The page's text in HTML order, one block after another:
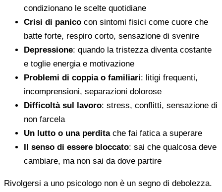
condizionano le scelte quotidiane
Crisi di panico con sintomi fisici come cuore che
batte forte, respiro corto, sensazione di svenire
Depressione: quando la tristezza diventa costante
e toglie energia e motivazione
Problemi di coppia o familiari: litigi frequenti,
incomprensioni, separazioni dolorose
Difficoltà sul lavoro: stress, conflitti, sensazione di
non farcela
Un lutto o una perditache fai fatica a superare
Il senso di essere bloccato: sai che qualcosa deve
cambiare, ma non sai da dove partire
Rivolgersi a uno psicologo non è un segno di debolezza.